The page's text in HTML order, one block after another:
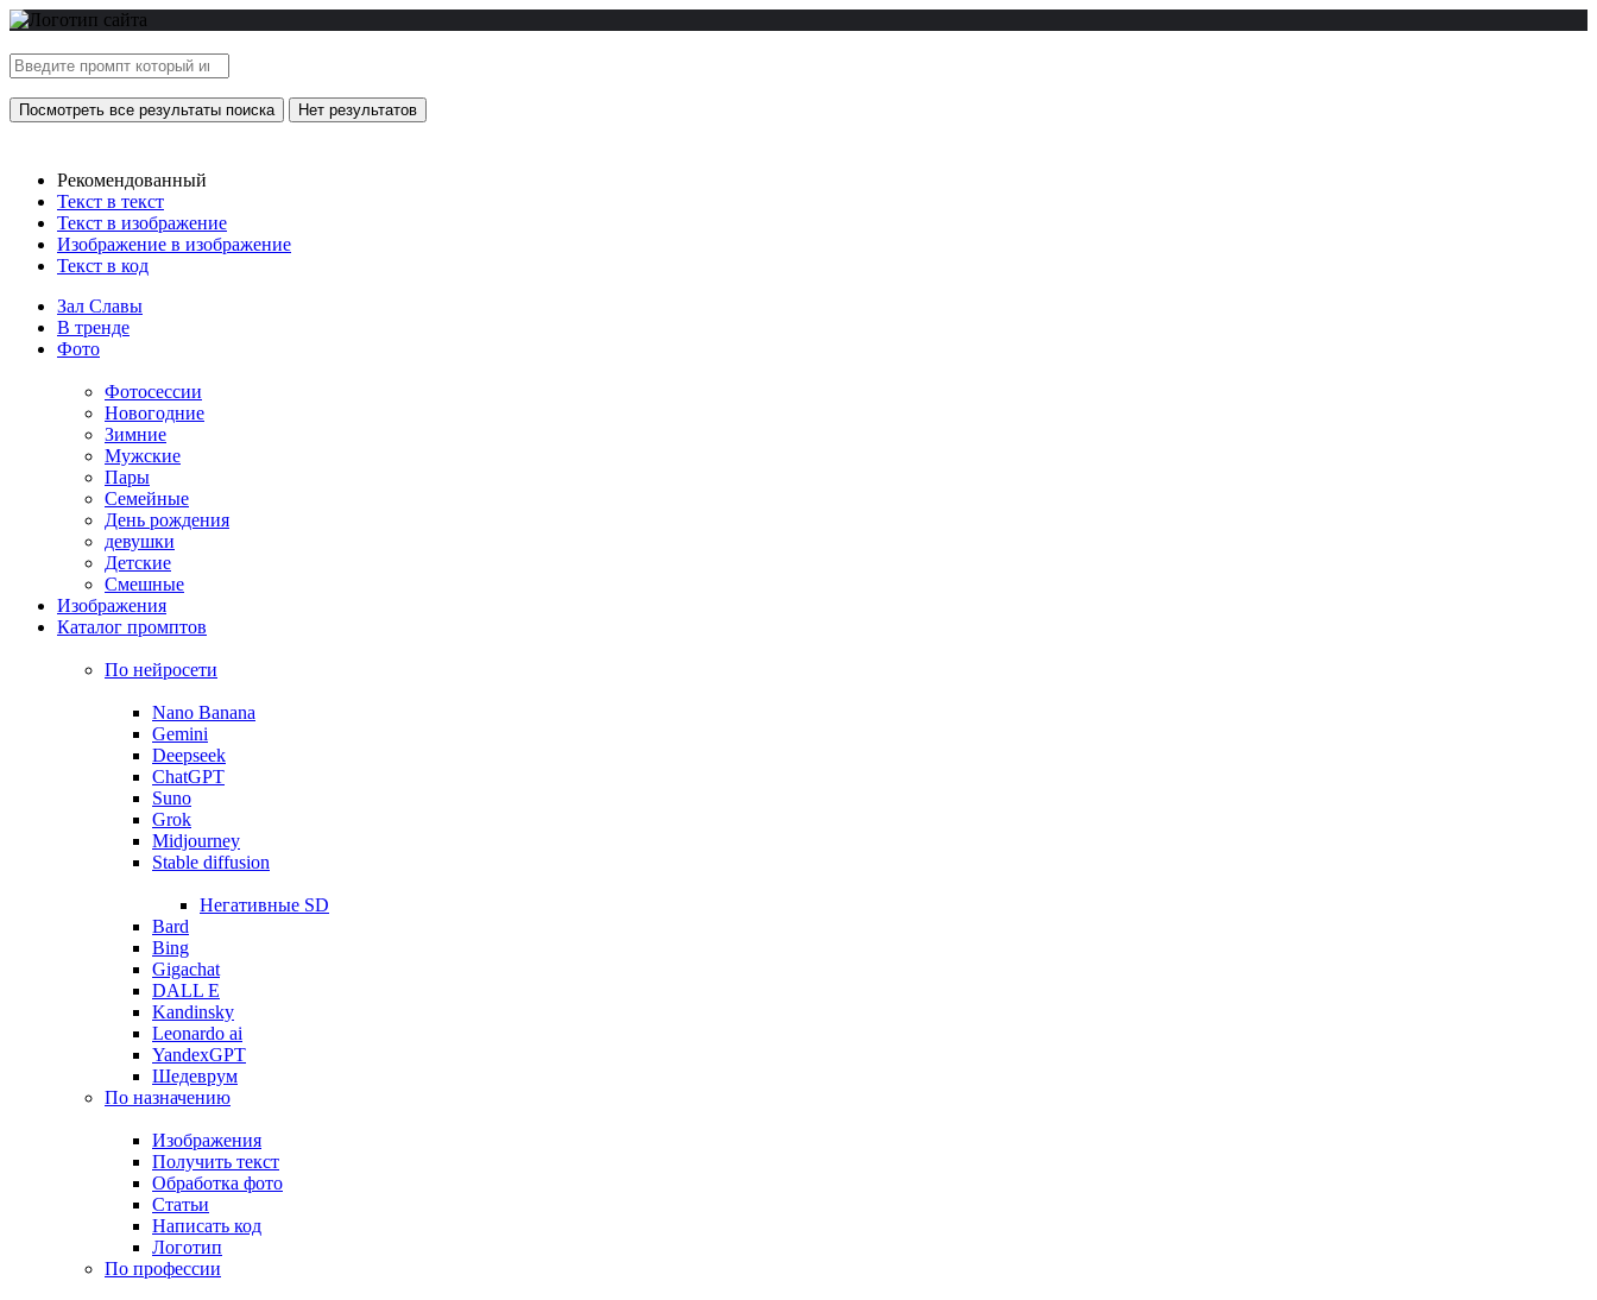
Посмотреть все результаты поиска Нет результатов
Рекомендованный
Текст в текст
Текст в изображение
Изображение в изображение
Текст в код
Зал Славы
В тренде
Фото
Фотосессии
Новогодние
Зимние
Мужские
Пары
Семейные
День рождения
девушки
Детские
Смешные
Изображения
Каталог промптов
По нейросети
Nano Banana
Gemini
Deepseek
ChatGPT
Suno
Grok
Midjourney
Stable diffusion
Негативные SD
Bard
Bing
Gigachat
DALL E
Kandinsky
Leonardo ai
YandexGPT
Шедеврум
По назначению
Изображения
Получить текст
Обработка фото
Статьи
Написать код
Логотип
По профессии